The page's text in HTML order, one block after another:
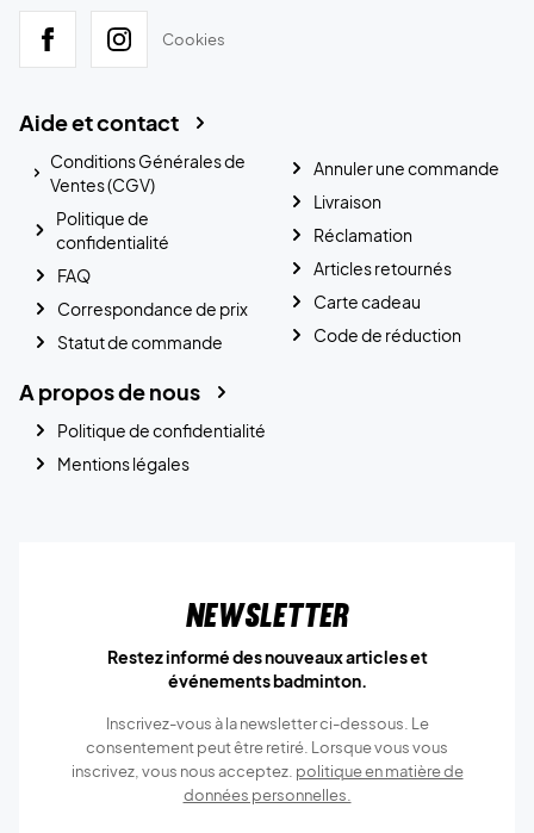
Cookies
Aide et contact
Conditions Générales de
Ventes (CGV)
Politique de
confidentialité
FAQ
Correspondance de prix
Statut de commande
Annuler une commande
Livraison
Réclamation
Articles retournés
Carte cadeau
Code de réduction
A propos de nous
Politique de confidentialité
Mentions légales
Newsletter
Restez informé des nouveaux articles et
événements badminton.
Inscrivez-vous à la newsletter ci-dessous. Le
consentement peut être retiré. Lorsque vous vous
inscrivez, vous nous acceptez. politique en matière de
données personnelles.